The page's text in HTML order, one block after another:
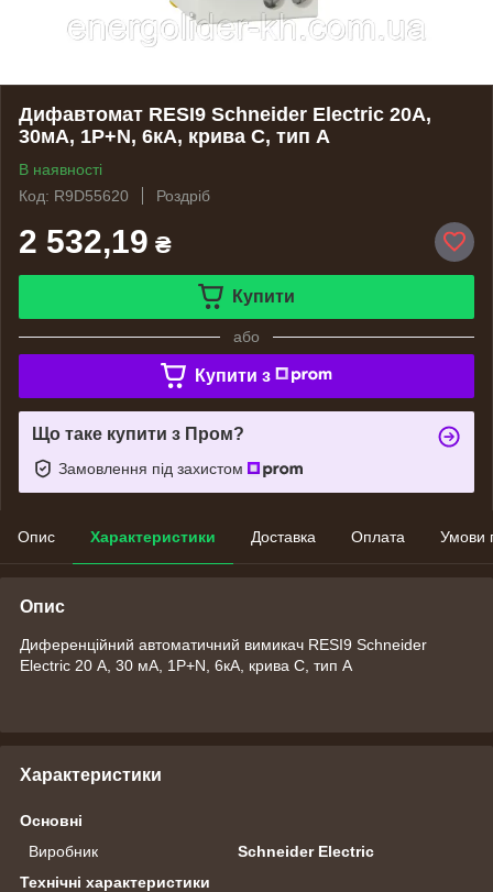
Дифавтомат RESI9 Schneider Electric 20А,
30мA, 1P+N, 6кA, крива С, тип А
В наявності
Код: R9D55620
Роздріб
2 532,19 ₴
Купити
або
Купити з
Що таке купити з Пром?
Замовлення під захистом
Опис Характеристики Доставка Оплата Умови
Опис
Диференційний автоматичний вимикач RESI9 Schneider
Electric 20 А, 30 мA, 1P+N, 6кA, крива С, тип А
Характеристики
Основні
Виробник
Schneider Electric
Технічні характеристики